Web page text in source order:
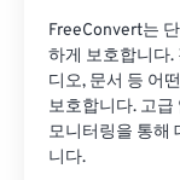
FreeConvert는
하게 보호합니다.
디오, 문서 등 어
보호합니다. 고급
모니터링을 통해
니다.